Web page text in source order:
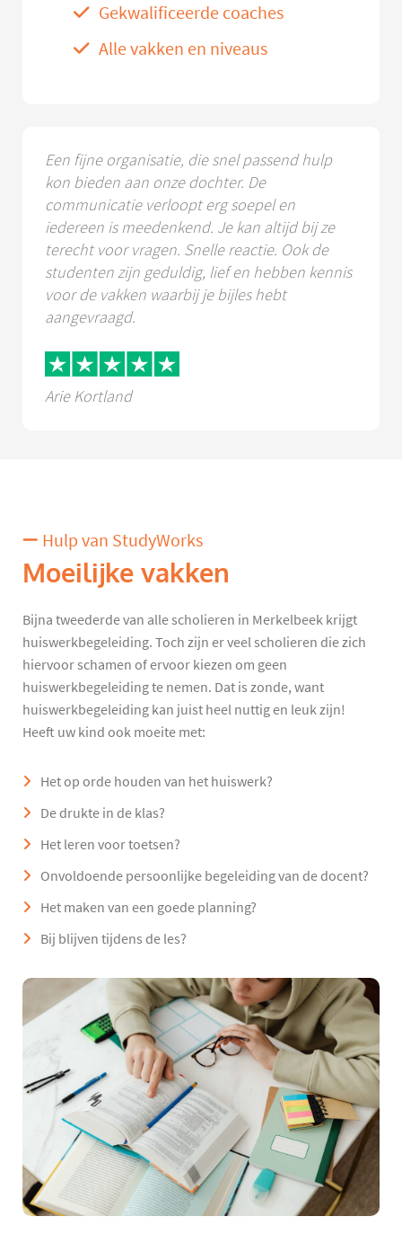
Gekwalificeerde coaches
Alle vakken en niveaus
Een fijne organisatie, die snel passend hulp
kon bieden aan onze dochter. De
communicatie verloopt erg soepel en
iedereen is meedenkend. Je kan altijd bij ze
terecht voor vragen. Snelle reactie. Ook de
studenten zijn geduldig, lief en hebben kennis
voor de vakken waarbij je bijles hebt
aangevraagd.
Arie Kortland
Hulp van StudyWorks
Moeilijke vakken
Bijna tweederde van alle scholieren in Merkelbeek krijgt
huiswerkbegeleiding. Toch zijn er veel scholieren die zich
hiervoor schamen of ervoor kiezen om geen
huiswerkbegeleiding te nemen. Dat is zonde, want
huiswerkbegeleiding kan juist heel nuttig en leuk zijn!
Heeft uw kind ook moeite met:
Het op orde houden van het huiswerk?
De drukte in de klas?
Het leren voor toetsen?
Onvoldoende persoonlijke begeleiding van de docent?
Het maken van een goede planning?
Bij blijven tijdens de les?